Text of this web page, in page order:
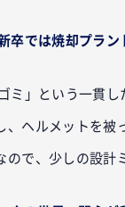
では焼却プラン
ミ」という一貫
、ヘルメットを被
ので、少しの設計